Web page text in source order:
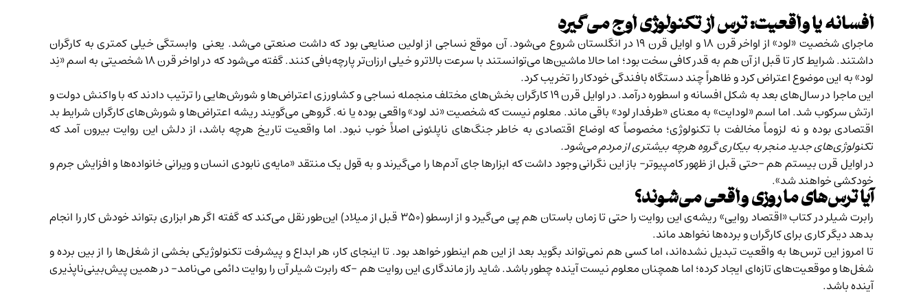
افسانه یا واقعیت: ترس از تکنولوژی اوج می‌گیرد
ماجرای شخصیت «لود» از اواخر قرن ۱۸ و اوایل قرن ۱۹ در انگلستان شروع می‌شود. آن موقع نساجی از اولین صنایعی بود که داشت صنعتی می‌شد. یعنی وابستگی خیلی کمتری به کارگران
داشتند. شرایط کار تا قبل از آن هم به قدر کافی سخت بود؛ اما حالا ماشین‌ها می‌توانستند با سرعت بالاتر و خیلی ارزان‌تر پارچه‌بافی کنند. گفته می‌شود که در اواخر قرن ۱۸ شخصیتی به اسم «نِد
لود» به این موضوع اعتراض کرد و ظاهراً چند دستگاه بافندگی خودکار را تخریب کرد.
این ماجرا در سال‌های بعد به شکل افسانه‌ و اسطوره‌ درآمد. در اوایل قرن ۱۹ کارگران بخش‌های مختلف منجمله نساجی و کشاورزی اعتراض‌ها و شورش‌هایی را ترتیب دادند که با واکنش دولت و
ارتش سرکوب شد. اما اسم «لودایت» به معنای «طرفدار لود» باقی ماند. معلوم نیست که شخصیت «ند لود» واقعی بوده یا نه. گروهی می‌گویند ریشه اعتراض‌ها و شورش‌های کارگران شرایط بد
اقتصادی بوده و نه لزوماً‌ مخالفت با تکنولوژی؛ مخصوصاً که اوضاع اقتصادی به خاطر جنگ‌های ناپلئونی اصلاً خوب نبود. اما واقعیت تاریخ هرچه باشد، از دلش این روایت بیرون آمد که
تکنولوژی‌های جدید منجر به بیکاری گروه هرچه بیشتری از مردم می‌شود.
در اوایل قرن بیستم هم -حتی قبل از ظهور کامپیوتر- باز این نگرانی وجود داشت که ابزارها جای آدم‌ها را می‌گیرند و به قول یک منتقد «مایه‌ی نابودی انسان و ویرانی خانواده‌ها و افزایش جرم و
خودکشی خواهند شد».
آیا ترس‌های ما روزی واقعی می‌شوند؟
رابرت شیلر در کتاب «اقتصاد روایی» ریشه‌ی این روایت را حتی تا زمان باستان هم پی می‌گیرد و از ارسطو (۳۵۰ قبل از میلاد) این‌طور نقل می‌کند که گفته اگر هر ابزاری بتواند خودش کار را انجام
بدهد دیگر کاری برای کارگران و برده‌ها نخواهد ماند.
تا امروز این ترس‌ها به واقعیت تبدیل نشده‌اند، اما کسی هم نمی‌تواند بگوید بعد از این هم اینطور خواهد بود. تا اینجای کار، هر ابداع و پیشرفت تکنولوژیکی بخشی از شغل‌ها را از بین برده و
شغل‌ها و موقعیت‌های تازه‌ای ایجاد کرده؛ اما همچنان معلوم نیست آینده چطور باشد. شاید راز ماندگاری این روایت هم -که رابرت شیلر آن را روایت دائمی می‌نامد- در همین پیش‌بینی‌ناپذیری
آینده باشد.